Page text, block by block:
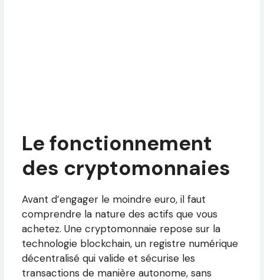
Le fonctionnement
des cryptomonnaies
Avant d’engager le moindre euro, il faut
comprendre la nature des actifs que vous
achetez. Une cryptomonnaie repose sur la
technologie blockchain, un registre numérique
décentralisé qui valide et sécurise les
transactions de manière autonome, sans